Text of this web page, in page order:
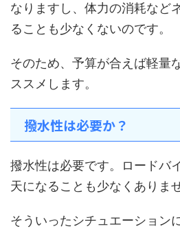
なりますし、体力の消耗など
ることも少なくないのです。
そのため、予算が合えば軽量
ススメします。
撥水性は必要か？
撥水性は必要です。ロードバ
天になることも少なくありま
そういったシチュエーション